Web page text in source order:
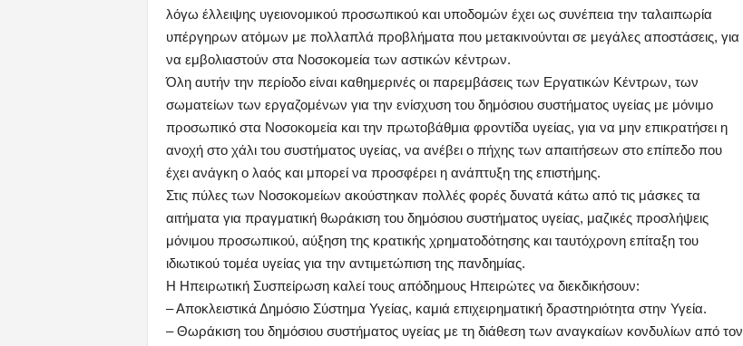
λόγω έλλειψης υγειονομικού προσωπικού και υποδομών έχει ως συνέπεια την ταλαιπωρία
υπέργηρων ατόμων με πολλαπλά προβλήματα που μετακινούνται σε μεγάλες αποστάσεις, για
να εμβολιαστούν στα Νοσοκομεία των αστικών κέντρων.
Όλη αυτήν την περίοδο είναι καθημερινές οι παρεμβάσεις των Εργατικών Κέντρων, των
σωματείων των εργαζομένων για την ενίσχυση του δημόσιου συστήματος υγείας με μόνιμο
προσωπικό στα Νοσοκομεία και την πρωτοβάθμια φροντίδα υγείας, για να μην επικρατήσει η
ανοχή στο χάλι του συστήματος υγείας, να ανέβει ο πήχης των απαιτήσεων στο επίπεδο που
έχει ανάγκη ο λαός και μπορεί να προσφέρει η ανάπτυξη της επιστήμης.
Στις πύλες των Νοσοκομείων ακούστηκαν πολλές φορές δυνατά κάτω από τις μάσκες τα
αιτήματα για πραγματική θωράκιση του δημόσιου συστήματος υγείας, μαζικές προσλήψεις
μόνιμου προσωπικού, αύξηση της κρατικής χρηματοδότησης και ταυτόχρονη επίταξη του
ιδιωτικού τομέα υγείας για την αντιμετώπιση της πανδημίας.
Η Ηπειρωτική Συσπείρωση καλεί τους απόδημους Ηπειρώτες να διεκδικήσουν:
– Αποκλειστικά Δημόσιο Σύστημα Υγείας, καμιά επιχειρηματική δραστηριότητα στην Υγεία.
– Θωράκιση του δημόσιου συστήματος υγείας με τη διάθεση των αναγκαίων κονδυλίων από τον